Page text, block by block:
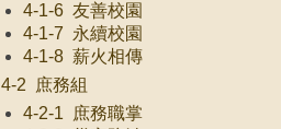
4-1-6 友善校園
4-1-7 永續校園
4-1-8 薪火相傳
4-2 庶務組
4-2-1 庶務職掌